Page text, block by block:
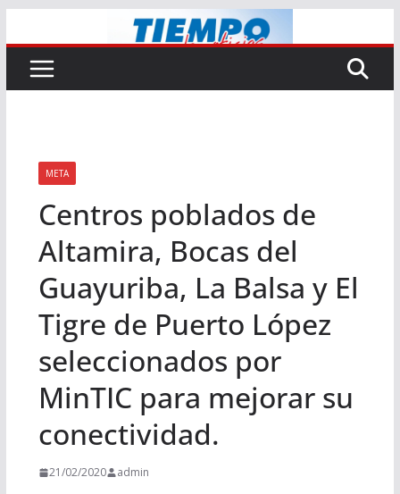
al
contenido
META
Centros poblados de
Altamira, Bocas del
Guayuriba, La Balsa y El
Tigre de Puerto López
seleccionados por
MinTIC para mejorar su
conectividad.
21/02/2020 admin